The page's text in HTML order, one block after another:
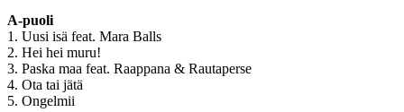
A-puoli
1. Uusi isä feat. Mara Balls
2. Hei hei muru!
3. Paska maa feat. Raappana & Rautaperse
4. Ota tai jätä
5. Ongelmii